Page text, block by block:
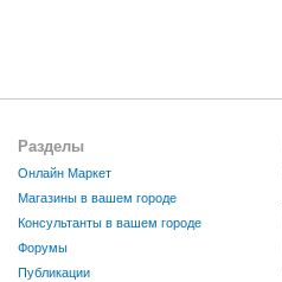
Разделы
Онлайн Маркет
Магазины в вашем городе
Консультанты в вашем городе
Форумы
Публикации